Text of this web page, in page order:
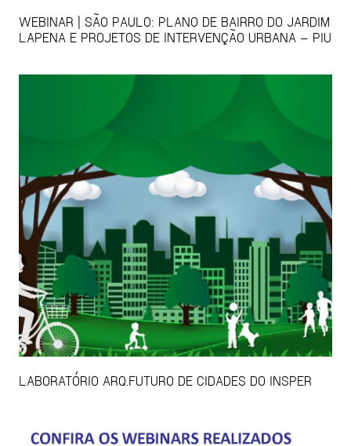
WEBINAR | SÃO PAULO: PLANO DE BAIRRO DO JARDIM
LAPENA E PROJETOS DE INTERVENÇÃO URBANA – PIU
LABORATÓRIO ARQ.FUTURO DE CIDADES DO INSPER